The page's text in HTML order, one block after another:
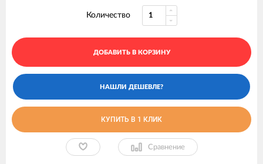
Количество
ДОБАВИТЬ В КОРЗИНУ
КУПИТЬ В 1 КЛИК
Сравнение